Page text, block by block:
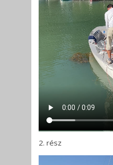
2. rész